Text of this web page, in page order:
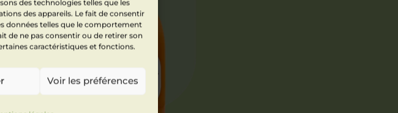
des technologies telles que les
des appareils. Le fait de consentir
données telles que le comportement
de ne pas consentir ou de retirer son
caractéristiques et fonctions.
Voir les préférences